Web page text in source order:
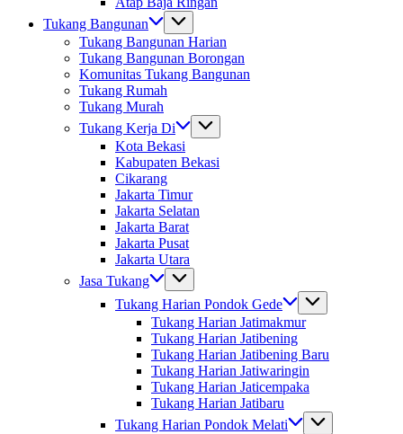
Tukang Bangunan
Tukang Bangunan Harian
Tukang Bangunan Borongan
Komunitas Tukang Bangunan
Tukang Rumah
Tukang Murah
Tukang Kerja Di
Kota Bekasi
Kabupaten Bekasi
Cikarang
Jakarta Timur
Jakarta Selatan
Jakarta Barat
Jakarta Pusat
Jakarta Utara
Jasa Tukang
Tukang Harian Pondok Gede
Tukang Harian Jatimakmur
Tukang Harian Jatibening
Tukang Harian Jatibening Baru
Tukang Harian Jatiwaringin
Tukang Harian Jaticempaka
Tukang Harian Jatibaru
Tukang Harian Pondok Melati